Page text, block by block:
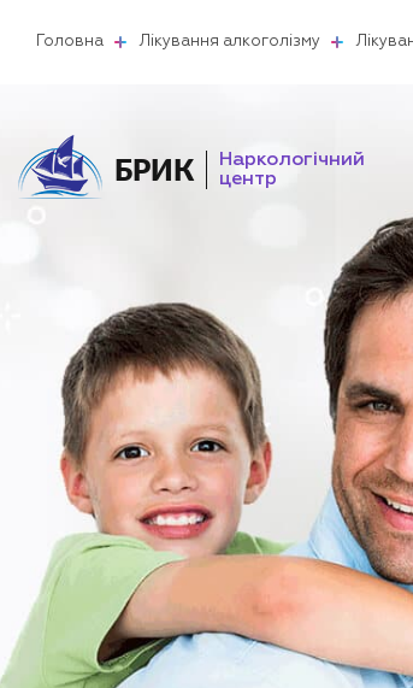
Головна Лікування алкоголізму
БРИК
Наркологічний
центр